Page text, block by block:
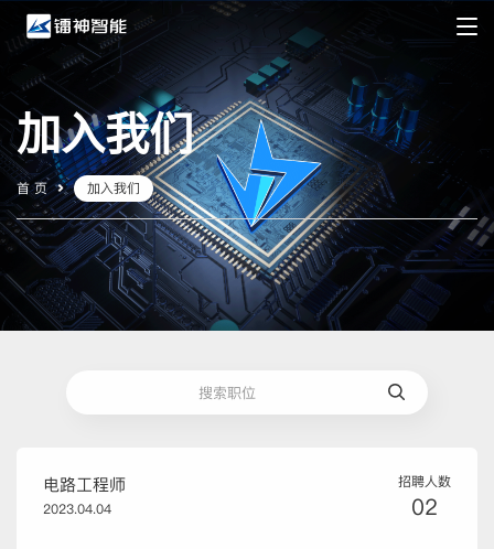
加入我们
首 页 加入我们
电路工程师
2023.04.04
招聘人数
02